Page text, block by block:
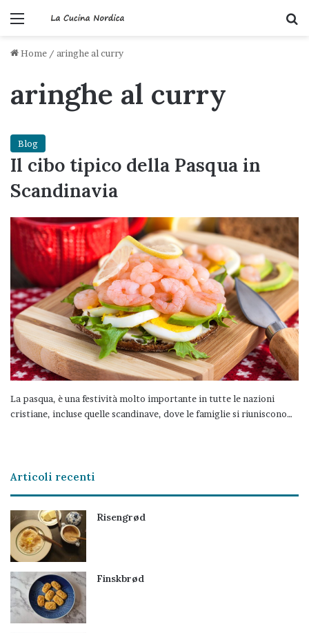
Menu
Home / aringhe al curry
aringhe al curry
Blog
Il cibo tipico della Pasqua in
Scandinavia
La pasqua, è una festività molto importante in tutte le nazioni
cristiane, incluse quelle scandinave, dove le famiglie si riuniscono…
Articoli recenti
Risengrød
Finskbrød